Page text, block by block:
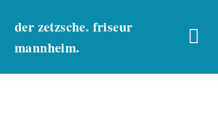
content
der zetzsche. friseur
mannheim.